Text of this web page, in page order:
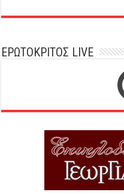
ΕΡΩΤΟΚΡΙΤΟΣ LIVE